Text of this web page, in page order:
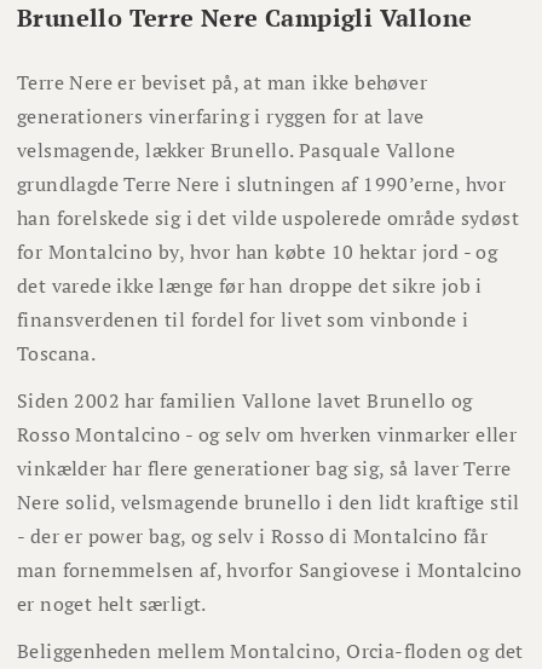
Brunello Terre Nere Campigli Vallone
Terre Nere er beviset på, at man ikke behøver
generationers vinerfaring i ryggen for at lave
velsmagende, lækker Brunello. Pasquale Vallone
grundlagde Terre Nere i slutningen af 1990’erne, hvor
han forelskede sig i det vilde uspolerede område sydøst
for Montalcino by, hvor han købte 10 hektar jord - og
det varede ikke længe før han droppe det sikre job i
finansverdenen til fordel for livet som vinbonde i
Toscana.
Siden 2002 har familien Vallone lavet Brunello og
Rosso Montalcino - og selv om hverken vinmarker eller
vinkælder har flere generationer bag sig, så laver Terre
Nere solid, velsmagende brunello i den lidt kraftige stil
- der er power bag, og selv i Rosso di Montalcino får
man fornemmelsen af, hvorfor Sangiovese i Montalcino
er noget helt særligt.
Beliggenheden mellem Montalcino, Orcia-floden og det